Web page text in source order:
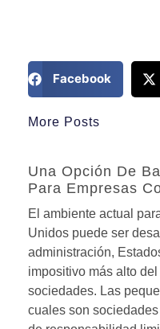
Facebook
More Posts
Una Opción De
Para Empresas
El ambiente actual
Unidos puede ser
administración,
impositivo más alto
sociedades. Las
cuales son